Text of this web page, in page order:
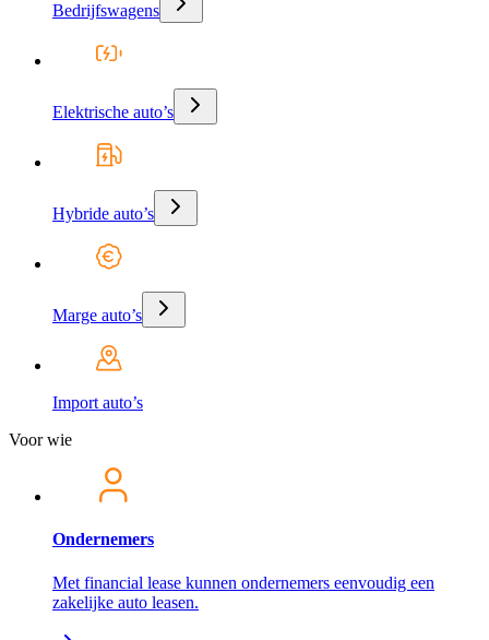
Bedrijfswagens
Elektrische auto’s
Hybride auto’s
Marge auto’s
Import auto’s
Voor wie
Ondernemers
Met financial lease kunnen ondernemers eenvoudig een
zakelijke auto leasen.